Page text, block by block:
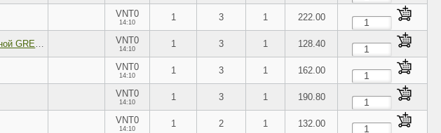
VNT0
14:10 1 3 1 222.00
Прокладка выпускной трубы выпускной GREAT WALL VNT0
14:10 1 3 1 128.40
VNT0
14:10 1 3 1 162.00
VNT0
14:10 1 3 1 190.80
VNT0
14:10 1 2 1 132.00